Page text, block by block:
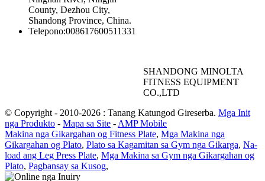
County, Dezhou City,
Shandong Province, China.
Telepono:008617600511331
SHANDONG MINOLTA
FITNESS EQUIPMENT
CO.,LTD
© Copyright - 2010-2026 : Tanang Katungod Gireserba. Mga Init
nga Produkto - Mapa sa Site - AMP Mobile
Makina nga Gikargahan og Fitness Plate, Mga Makina nga
Gikargahan og Plato, Plato sa Kagamitan sa Gym nga Gikarga, Na-
load ang Leg Press Plate, Mga Makina sa Gym nga Gikargahan og
Plato, Pagbansay sa Kusog,